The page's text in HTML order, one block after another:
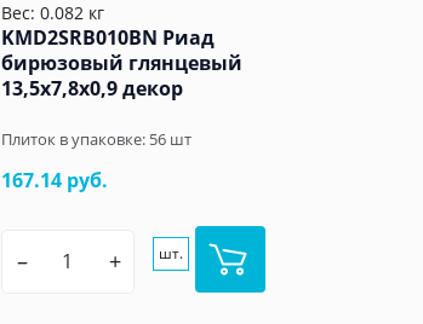
Вес: 0.082 кг
KMD2SRB010BN Риад
бирюзовый глянцевый
13,5x7,8x0,9 декор
Плиток в упаковке: 56 шт
167.14 руб.
– + шт.